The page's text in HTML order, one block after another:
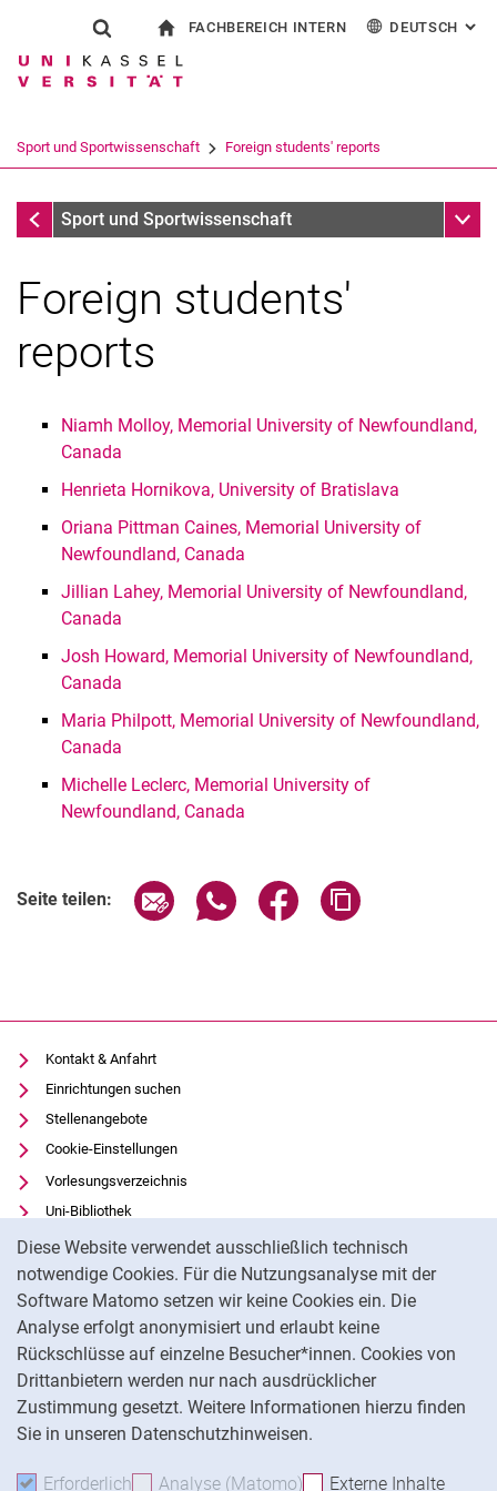
Springe direkt zu: Inhalt
Springe direkt zu: Suche
Springe direkt zu:
Diese Website verwendet ausschließlich technisch
notwendige Cookies. Für die Nutzungsanalyse mit der
Software Matomo setzen wir keine Cookies ein. Die
Analyse erfolgt anonymisiert und erlaubt keine
Rückschlüsse auf einzelne Besucher*innen. Cookies von
Drittanbietern werden nur nach ausdrücklicher
Zustimmung gesetzt. Weitere Informationen hierzu finden
Sie in unseren Datenschutzhinweisen.
Erforderlich Erforderliche Cookies akzeptieren
Analyse (Matomo) Analyse-Cookies
Externe Inhalte
Suchformular
Suchbegriff
Suchen (öffnet externen Link in einem
FACHBEREICH INTERN DEUTSCH :
Sport und Sportwissenschaft Foreign students' reports
International Students
Sport und Sportwissenschaft
Foreign students'
reports
Niamh Molloy, Memorial University of Newfoundland,
Canada
Henrieta Hornikova, University of Bratislava
Oriana Pittman Caines, Memorial University of
Newfoundland, Canada
Jillian Lahey, Memorial University of Newfoundland,
Canada
Josh Howard, Memorial University of Newfoundland,
Canada
Maria Philpott, Memorial University of Newfoundland,
Canada
Michelle Leclerc, Memorial University of
Newfoundland, Canada
Seite teilen: Seite über E-Mail teilen
Seite über WhatsApp teilen
Seite über Facebook
Kontakt & Anfahrt
Einrichtungen suchen
Stellenangebote
Cookie-Einstellungen
Vorlesungsverzeichnis
Uni-Bibliothek
Moodle
Panopto
Datenschutz
Barrierefreiheit
Transparenter KI-Einsatz